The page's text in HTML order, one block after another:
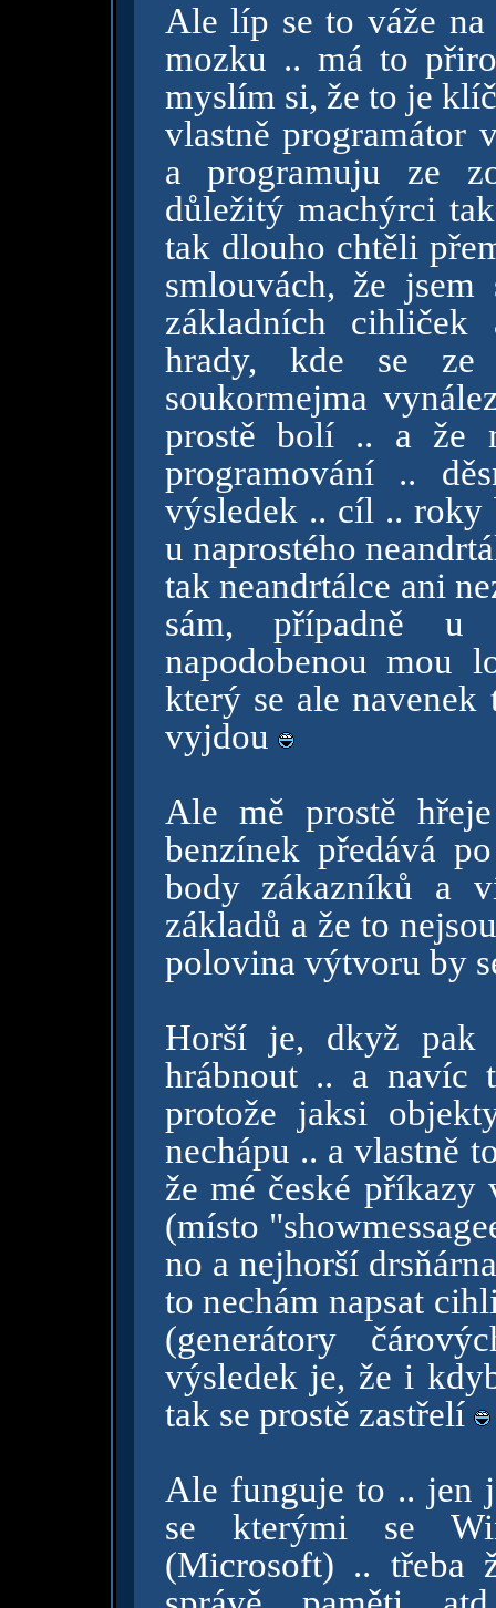
Ale líp se to váže
mozku .. má to
myslím si, že to je
vlastně programátor
a programuju ze
důležitý machýrci
tak dlouho chtěli
smlouvách, že
základních
hrady, kde se ze
soukormejma
prostě bolí .. a že
programování ..
výsledek .. cíl .. roky
u naprostého
tak neandrtálce ani
sám, případně u
napodobenou mou
který se ale
vyjdou
Ale mě prostě
benzínek předává
body zákazníků a
základů a že to
polovina výtvoru by
Horší je, dkyž pak
hrábnout .. a navíc
protože jaksi
nechápu .. a vlastně
že mé české
(místo
no a nejhorší
to nechám napsat
(generátory
výsledek je, že i
tak se prostě zastřelí
Ale funguje to .. jen
se kterými se
(Microsoft) .. třeba